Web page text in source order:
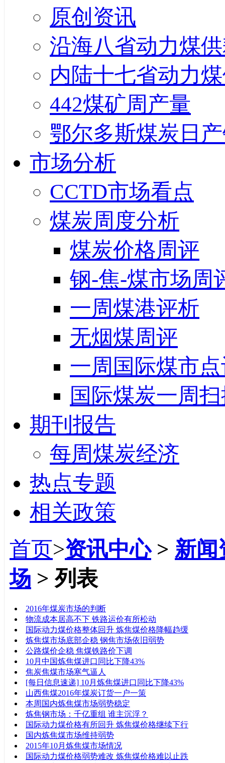
原创资讯
沿海八省动力煤
内陆十七省动力
442煤矿周产量
鄂尔多斯煤炭日
市场分析
CCTD市场看点
煤炭周度分析
煤炭价格周评
钢-焦-煤市场周
一周煤港评析
无烟煤周评
一周国际煤市
国际煤炭一周
期刊报告
每周煤炭经济
热点专题
相关政策
首页>资讯中心> 新闻
场 > 列表
2016年煤炭市场的判断
物流成本居高不下 铁路运价有所松动
国际动力煤价格整体回升 炼焦煤价格降幅趋缓
炼焦煤市场底部企稳 钢焦市场依旧弱势
公路煤价企稳 焦煤铁路价下调
10月中国炼焦煤进口同比下降43%
焦炭焦煤市场寒气逼人
[每日信息速递] 10月炼焦煤进口同比下降43%
山西焦煤2016年煤炭订货一户一策
本周国内炼焦煤市场弱势稳定
炼焦钢市场：千亿重组 谁主沉浮？
国际动力煤价格有所回升 炼焦煤价格继续下行
国内炼焦煤市场维持弱势
2015年10月炼焦煤市场情况
国际动力煤价格弱势难改 炼焦煤价格难以止跌